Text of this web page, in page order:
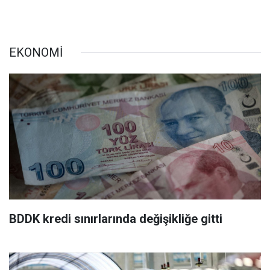
EKONOMİ
BDDK kredi sınırlarında değişikliğe gitti